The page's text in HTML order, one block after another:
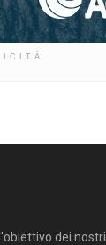
dei nostri